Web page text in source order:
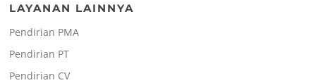
LAYANAN LAINNYA
Pendirian PMA
Pendirian PT
Pendirian CV